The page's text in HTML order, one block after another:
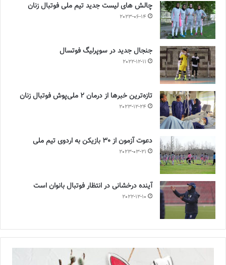
چالش هاى ليست جدید تيم ملى فوتبال زنان
2023-06-14
جنجال جدید در سوپرلیگ فوتسال
2022-12-11
تازه‌ترین خبرها از درمان ۲ ملی‌پوش فوتبال زنان
2023-12-24
دعوت آزمون از 30 بازیکن به اردوی تیم ملی
2023-03-21
آینده درخشانی در انتظار فوتبال بانوان است
2022-12-10